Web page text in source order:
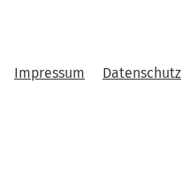
Impressum Datenschutz